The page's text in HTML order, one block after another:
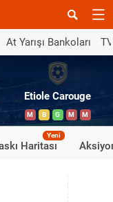
At Yarışı Bankoları
Etiole Carouge
M B G M M
Haritası
Yeni